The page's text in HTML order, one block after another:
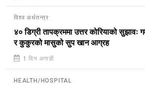
विश्व अर्थतन्त्र
४० डिग्री तापक्रममा उत्तर कोरियाको सुझावः
र कुकुरको मासुको सुप खान आग्रह
1 दिन अगाडी
HEALTH/HOSPITAL